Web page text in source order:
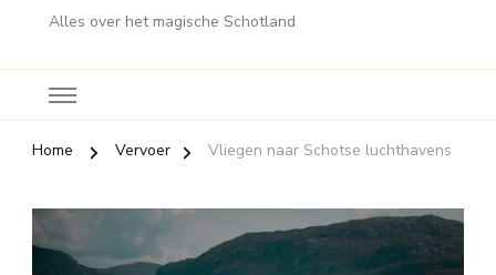
Alles over het magische Schotland
Home Vervoer Vliegen naar Schotse luchthavens